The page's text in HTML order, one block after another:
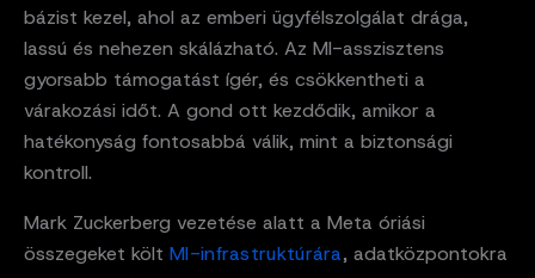
bázist kezel, ahol az emberi ügyfélszolgálat drága,
lassú és nehezen skálázható. Az MI-asszisztens
gyorsabb támogatást ígér, és csökkentheti a
várakozási időt. A gond ott kezdődik, amikor a
hatékonyság fontosabbá válik, mint a biztonsági
kontroll.
Mark Zuckerberg vezetése alatt a Meta óriási
összegeket költ MI-infrastruktúrára, adatközpontokra